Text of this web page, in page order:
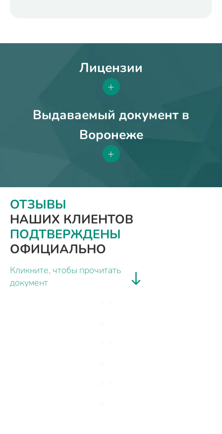
Лицензии
+
Выдаваемый документ в
Воронеже
+
ОТЗЫВЫ
НАШИХ КЛИЕНТОВ
ПОДТВЕРЖДЕНЫ
ОФИЦИАЛЬНО
Кликните, чтобы прочитать
документ